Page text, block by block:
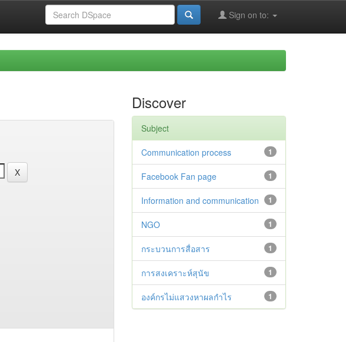
Sign on to:
Discover
Subject
1
Communication process
1
Facebook Fan page
1
Information and communication
1
NGO
1
กระบวนการสื่อสาร
1
การสงเคราะห์สุนัข
1
องค์กรไม่แสวงหาผลกำไร